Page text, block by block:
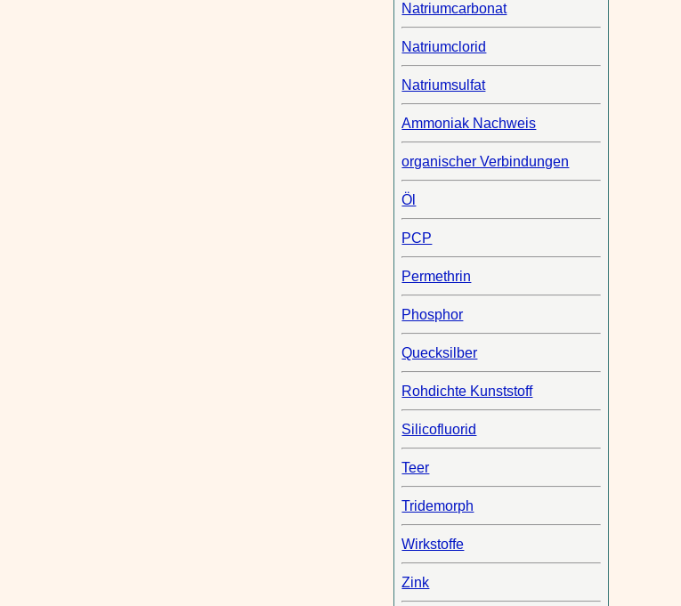
Natriumcarbonat
Natriumclorid
Natriumsulfat
Ammoniak Nachweis
organischer Verbindungen
Öl
PCP
Permethrin
Phosphor
Quecksilber
Rohdichte Kunststoff
Silicofluorid
Teer
Tridemorph
Wirkstoffe
Zink